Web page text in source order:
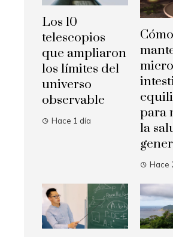
Los 10
telescopios
que ampliaron
los límites del
universo
observable
Hace 1 día
Cómo
para
la
Hace